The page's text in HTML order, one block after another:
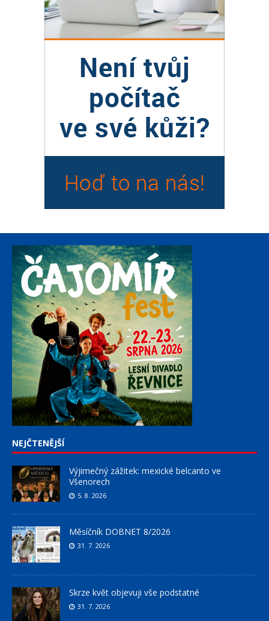
NEJČTENĚJŠÍ
Výjimečný zážitek: mexické belcanto ve
Všenorech
5. 8. 2026
Měsíčník DOBNET 8/2026
31. 7. 2026
Skrze květ objevuji vše podstatné
31. 7. 2026